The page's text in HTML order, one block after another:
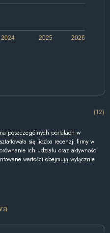
2024 2026
2025
(12)
poszczególnych portalach w
się liczba recenzji firmy w
ich udziału oraz aktywności
wartości obejmują wyłącznie